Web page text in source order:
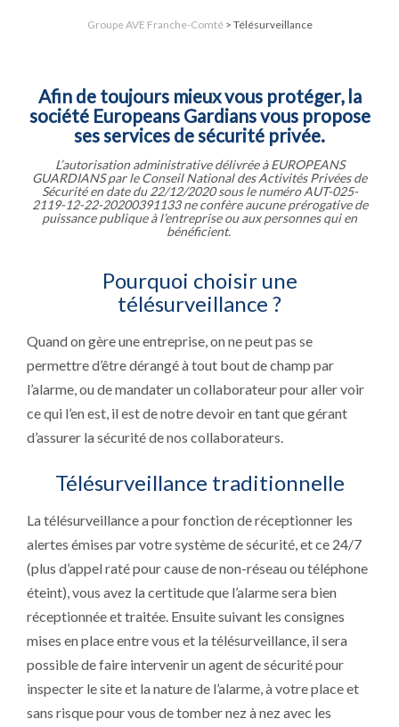
Groupe AVE Franche-Comté> Télésurveillance
Afin de toujours mieux vous protéger, la
société Europeans Gardians vous propose
ses services de sécurité privée.
L’autorisation administrative délivrée à EUROPEANS
GUARDIANS par le Conseil National des Activités Privées de
Sécurité en date du 22/12/2020 sous le numéro AUT-025-
2119-12-22-20200391133 ne confère aucune prérogative de
puissance publique à l’entreprise ou aux personnes qui en
bénéficient.
Pourquoi choisir une
télésurveillance ?
Quand on gère une entreprise, on ne peut pas se
permettre d’être dérangé à tout bout de champ par
l’alarme, ou de mandater un collaborateur pour aller voir
ce qui l’en est, il est de notre devoir en tant que gérant
d’assurer la sécurité de nos collaborateurs.
Télésurveillance traditionnelle
La télésurveillance a pour fonction de réceptionner les
alertes émises par votre système de sécurité, et ce 24/7
(plus d’appel raté pour cause de non-réseau ou téléphone
éteint), vous avez la certitude que l’alarme sera bien
réceptionnée et traitée. Ensuite suivant les consignes
mises en place entre vous et la télésurveillance, il sera
possible de faire intervenir un agent de sécurité pour
inspecter le site et la nature de l’alarme, à votre place et
sans risque pour vous de tomber nez à nez avec les